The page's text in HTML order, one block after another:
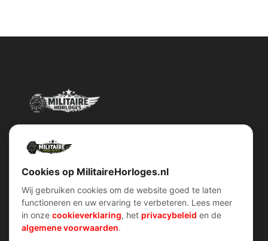
Militairehorloges.nl is de exclusieve importeur en distributeur van
Snel menu
Home
Over ons
klantenservice
Cookies op MilitaireHorloges.nl
Wij gebruiken cookies om de website goed te laten
functioneren en uw ervaring te verbeteren. Lees meer
in onze cookieverklaring, het privacybeleid en de
algemene voorwaarden.